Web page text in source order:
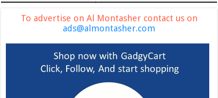
To advertise on Al Montasher contact us on
ads@almontasher.com